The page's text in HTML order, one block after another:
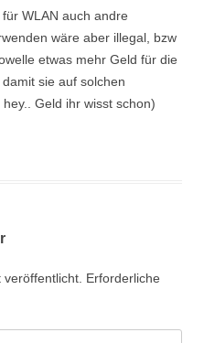
WLAN auch andre
wäre aber illegal, bzw
etwas mehr Geld für die
sie auf solchen
Geld ihr wisst schon)
Erforderliche